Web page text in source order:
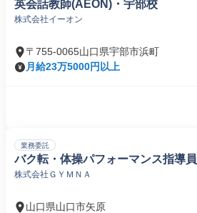
英会話教師(AEON)・宇部校
株式会社イーオン
〒755-0065山口県宇部市浜町
月給23万5000円以上
業務委託
バク転・体操パフォーマンス指導員
株式会社ＧＹＭＮＡ
山口県山口市矢原